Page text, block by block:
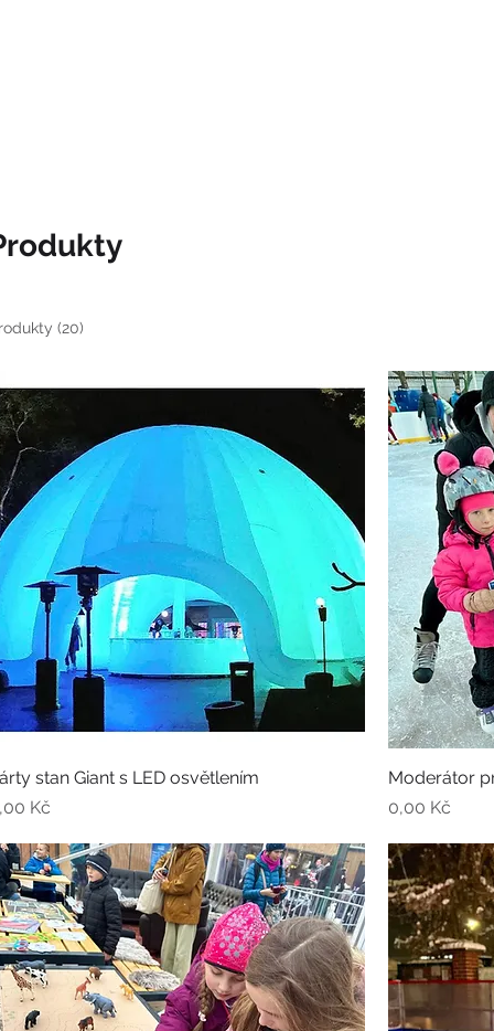
(20)
stan Giant s LED osvětlením
Kč
Moderátor
Cena
0,00 Kč